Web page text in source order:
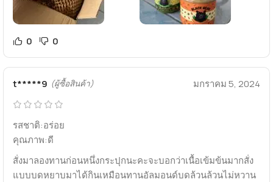
0 0
t*****9 (ผู้ซื้อสินค้า) มกราคม 5, 2024
รสชาติ:อร่อย
คุณภาพ:ดี
สั่งมาลองทานก่อนหนึ่งกระปุกนะคะจะบอกว่าเนื้อเข้มข้นมากสั่ง
แบบบดหยาบมาได้กินเหมือนทานอัลมอนด์บดล้วนล้วนไม่หวาน